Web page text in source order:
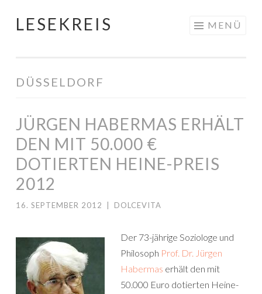
Springe
LESEKREIS MENÜ
DÜSSELDORF
JÜRGEN HABERMAS ERHÄLT
DEN MIT 50.000 €
DOTIERTEN HEINE-PREIS
2012
16. SEPTEMBER 2012 DOLCEVITA
Der 73-jährige Soziologe und
Philosoph Prof. Dr. Jürgen
Habermas erhält den mit
50.000 Euro dotierten Heine-